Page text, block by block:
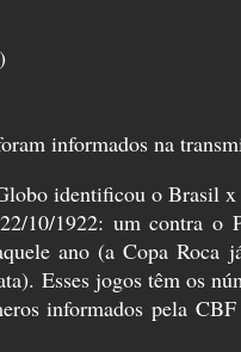
informados na
identificou o Brasil
10/1922: um contra
ano (a Copa Roca
Esses jogos têm os
informados pela